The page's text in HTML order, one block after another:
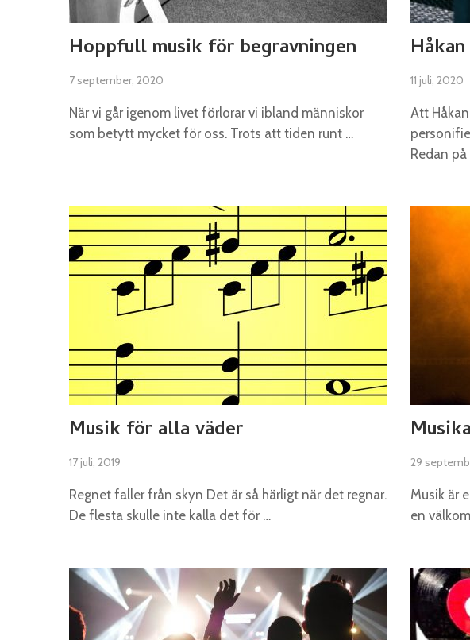
Hoppfull musik för begravningen
7 september, 2020
När vi går igenom livet förlorar vi ibland människor
som betytt mycket för oss. Trots att tiden runt …
11 juli, 2020
Att
Redan
Musik för alla väder
17 juli, 2019
Regnet faller från skyn Det är så härligt när det regnar.
De flesta skulle inte kalla det för …
29
Musik är
en